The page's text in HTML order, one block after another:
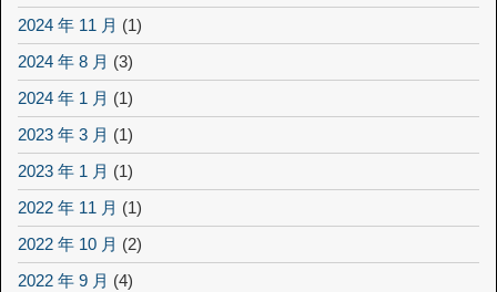
2024 年 11 月 (1)
2024 年 8 月 (3)
2024 年 1 月 (1)
2023 年 3 月 (1)
2023 年 1 月 (1)
2022 年 11 月 (1)
2022 年 10 月 (2)
2022 年 9 月 (4)